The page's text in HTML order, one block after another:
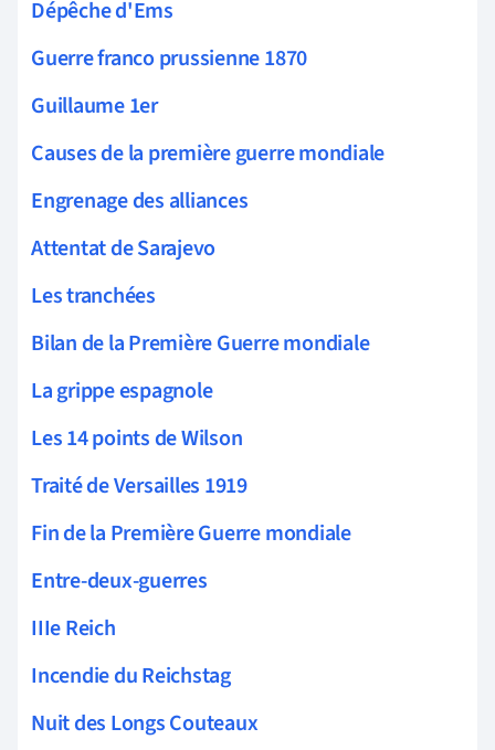
Dépêche d'Ems
Guerre franco prussienne 1870
Guillaume 1er
Causes de la première guerre mondiale
Engrenage des alliances
Attentat de Sarajevo
Les tranchées
Bilan de la Première Guerre mondiale
La grippe espagnole
Les 14 points de Wilson
Traité de Versailles 1919
Fin de la Première Guerre mondiale
Entre-deux-guerres
IIIe Reich
Incendie du Reichstag
Nuit des Longs Couteaux